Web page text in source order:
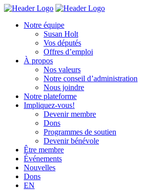
Skip
content
Homepage
Homepage
Notre équipe
Susan Holt
Vos députés
Offres d’emploi
À propos
Nos valeurs
Notre conseil d’administration
Nous joindre
Notre plateforme
Impliquez-vous!
Devenir membre
Dons
Programmes de soutien
Devenir bénévole
Être membre
Événements
Nouvelles
Dons
EN